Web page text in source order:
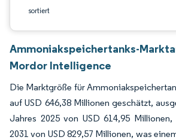
sortiert
Ammoniakspeichertanks-
Mordor Intelligence
Die Marktgröße für
auf USD 646,38 Millionen geschätzt,
Jahres 2025 von USD 614,95
2031 von USD 829,57 Millionen, was